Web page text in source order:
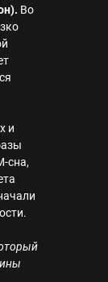
Во
и
сна,